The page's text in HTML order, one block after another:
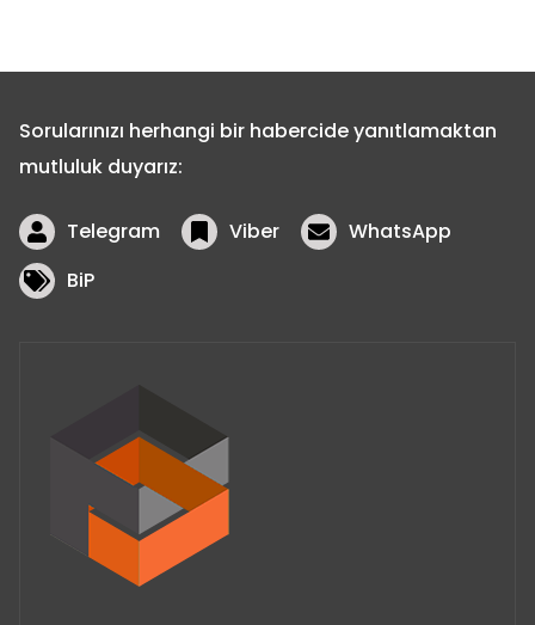
Sorularınızı herhangi bir habercide yanıtlamaktan
mutluluk duyarız:
Telegram Viber
WhatsApp
BiP